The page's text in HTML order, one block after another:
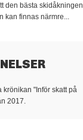
den bästa skidåkningen
kan finnas närmre...
krönikan "Inför skatt på
2017.